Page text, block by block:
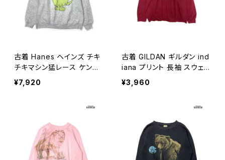
古着 Hanes ヘインズ チキ
チキマシン猛レース ケンケ
ン アメリカ製 プリント キャ
ラクター 長袖 スウェット ト
¥7,920
古着 GILDAN ギルダン ind
iana プリント 長袖 スウェッ
ト トレーナー 赤 ボルドー
(ttu2601245)
¥3,960